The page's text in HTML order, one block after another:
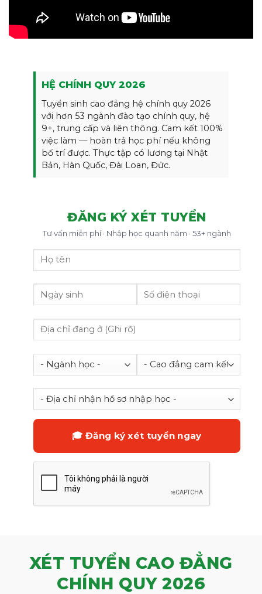
HỆ CHÍNH QUY 2026
Tuyển sinh cao đẳng hệ chính quy 2026
với hơn 53 ngành đào tạo chính quy, hệ
9+, trung cấp và liên thông. Cam kết 100%
việc làm — hoàn trả học phí nếu không
bố trí được. Thực tập có lương tại Nhật
Bản, Hàn Quốc, Đài Loan, Đức.
ĐĂNG KÝ XÉT TUYỂN
Tư vấn miễn phí · Nhập học quanh năm · 53+ ngành
XÉT TUYỂN CAO ĐẲNG
CHÍNH QUY 2026